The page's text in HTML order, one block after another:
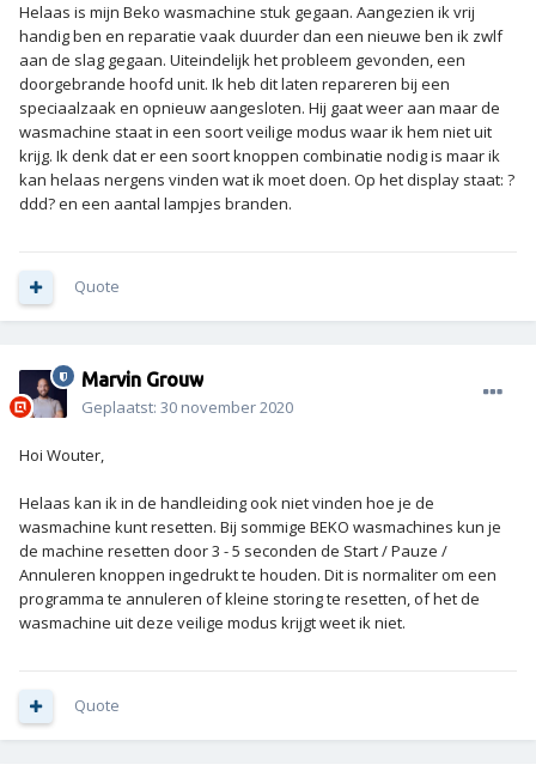
Helaas is mijn Beko wasmachine stuk gegaan. Aangezien ik vrij
handig ben en reparatie vaak duurder dan een nieuwe ben ik zwlf
aan de slag gegaan. Uiteindelijk het probleem gevonden, een
doorgebrande hoofd unit. Ik heb dit laten repareren bij een
speciaalzaak en opnieuw aangesloten. Hij gaat weer aan maar de
wasmachine staat in een soort veilige modus waar ik hem niet uit
krijg. Ik denk dat er een soort knoppen combinatie nodig is maar ik
kan helaas nergens vinden wat ik moet doen. Op het display staat: ?
ddd? en een aantal lampjes branden.
Quote
Marvin Grouw
Geplaatst: 30 november 2020
Hoi Wouter,
Helaas kan ik in de handleiding ook niet vinden hoe je de
wasmachine kunt resetten. Bij sommige BEKO wasmachines kun je
de machine resetten door 3 - 5 seconden de Start / Pauze /
Annuleren knoppen ingedrukt te houden. Dit is normaliter om een
programma te annuleren of kleine storing te resetten, of het de
wasmachine uit deze veilige modus krijgt weet ik niet.
Quote